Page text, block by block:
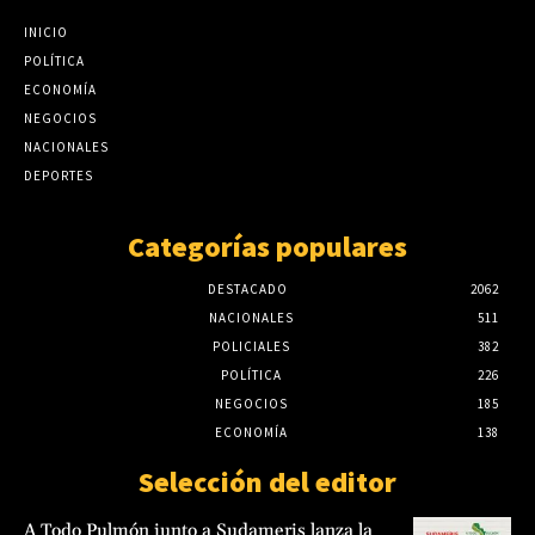
INICIO
POLÍTICA
ECONOMÍA
NEGOCIOS
NACIONALES
DEPORTES
Categorías populares
DESTACADO
2062
NACIONALES
511
POLICIALES
382
POLÍTICA
226
NEGOCIOS
185
ECONOMÍA
138
Selección del editor